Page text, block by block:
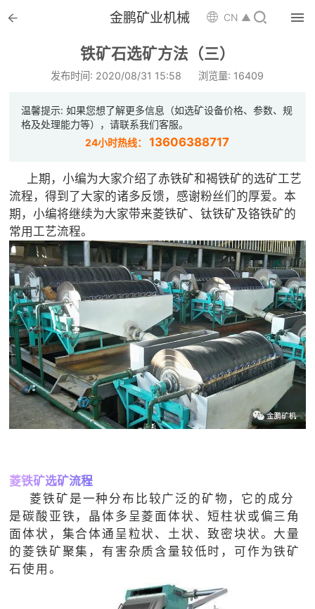
 金鹏矿业机械 CN ▲ 
铁矿石选矿方法（三）
发布时间: 2020/08/31 15:58 浏览量: 16409
温馨提示: 如果您想了解更多信息（如选矿设备价格、参数、规
格及处理能力等），请联系我们客服。
24小时热线：13606388717
上期，小编为大家介绍了赤铁矿和褐铁矿的选矿工艺
流程，得到了大家的诸多反馈，感谢粉丝们的厚爱。本
期，小编将继续为大家带来菱铁矿、钛铁矿及铬铁矿的
常用工艺流程。
菱铁矿选矿流程
菱铁矿是一种分布比较广泛的矿物，它的成分
是碳酸亚铁，晶体多呈菱面体状、短柱状或偏三角
面体状，集合体通呈粒状、土状、致密块状。大量
的菱铁矿聚集，有害杂质含量较低时，可作为铁矿
石使用。

 选矿设备
 配件耗材

 选矿总包
 案例中心
 服务体系
 新闻中心
 矿山设计院
 选矿实验室
 关于金鹏
发展历程
 联系我们